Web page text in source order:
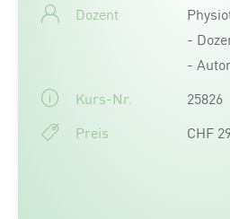
Dozent
-
-
Kurs-Nr.
25826
Preis
CHF